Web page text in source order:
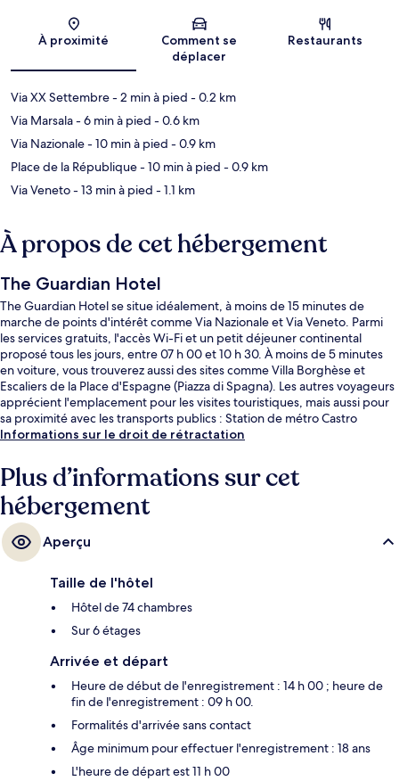
Carte
À proximité
Comment se
déplacer
Restaurants
Via XX Settembre- 2 min à pied - 0.2 km
Via Marsala- 6 min à pied - 0.6 km
Via Nazionale- 10 min à pied - 0.9 km
Place de la République- 10 min à pied - 0.9 km
Via Veneto- 13 min à pied - 1.1 km
À propos de cet hébergement
The Guardian Hotel
The Guardian Hotel se situe idéalement, à moins de 15 minutes de
marche de points d'intérêt comme Via Nazionale et Via Veneto. Parmi
les services gratuits, l'accès Wi-Fi et un petit déjeuner continental
proposé tous les jours, entre 07 h 00 et 10 h 30. À moins de 5 minutes
en voiture, vous trouverez aussi des sites comme Villa Borghèse et
Escaliers de la Place d'Espagne (Piazza di Spagna). Les autres voyageurs
apprécient l'emplacement pour les visites touristiques, mais aussi pour
sa proximité avec les transports publics : Station de métro Castro
Pretorio est à 6 min à pied et Station de métro Repubblica, à 10 min de
Informations sur le droit de rétractation
Plus d’informations sur cet
hébergement
Aperçu
Taille de l'hôtel
Hôtel de 74 chambres
Sur 6 étages
Arrivée et départ
Heure de début de l'enregistrement : 14 h 00 ; heure de
fin de l'enregistrement : 09 h 00.
Formalités d'arrivée sans contact
Âge minimum pour effectuer l'enregistrement : 18 ans
L'heure de départ est 11 h 00